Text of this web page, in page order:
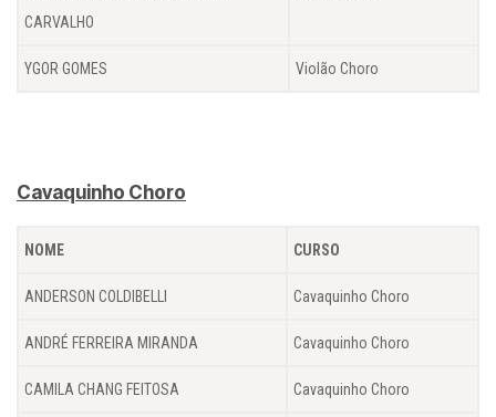
CARVALHO
YGOR GOMES Violão Choro
Cavaquinho Choro
NOME CURSO
ANDERSON COLDIBELLI Cavaquinho Choro
ANDRÉ FERREIRA MIRANDA Cavaquinho Choro
CAMILA CHANG FEITOSA Cavaquinho Choro